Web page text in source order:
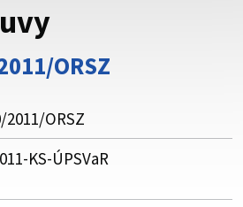
uistite, že zdieľate informácie iba
stránku. Zabezpečená stránka
názvom domény webového sídla.
ORSZ
2011/ORSZ
KS-ÚPSVaR